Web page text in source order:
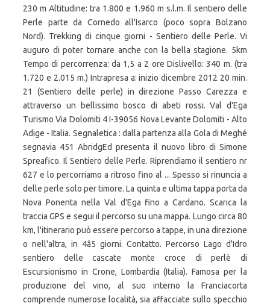
230 m Altitudine: tra 1.800 e 1.960 m s.l.m. Il sentiero delle
Perle parte da Cornedo all'Isarco (poco sopra Bolzano
Nord). Trekking di cinque giorni - Sentiero delle Perle. Vi
auguro di poter tornare anche con la bella stagione. 5km
Tempo di percorrenza: da 1,5 a 2 ore Dislivello: 340 m. (tra
1.720 e 2.015 m.) Intrapresa a: inizio dicembre 2012 20 min.
21 (Sentiero delle perle) in direzione Passo Carezza e
attraverso un bellissimo bosco di abeti rossi. Val d'Ega
Turismo Via Dolomiti 4 I-39056 Nova Levante Dolomiti - Alto
Adige - Italia. Segnaletica : dalla partenza alla Gola di Meghé
segnavia 451 AbridgEd presenta il nuovo libro di Simone
Spreafico. Il Sentiero delle Perle. Riprendiamo il sentiero nr
627 e lo percorriamo a ritroso fino al ... Spesso si rinuncia a
delle perle solo per timore. La quinta e ultima tappa porta da
Nova Ponenta nella Val d'Ega fino a Cardano. Scarica la
traccia GPS e segui il percorso su una mappa. Lungo circa 80
km, l'itinerario può essere percorso a tappe, in una direzione
o nell'altra, in 4â5 giorni. Contatto. Percorso Lago d'Idro
sentiero delle cascate monte croce di perlè di
Escursionismo in Crone, Lombardia (Italia). Famosa per la
produzione del vino, al suo interno la Franciacorta
comprende numerose località, sia affacciate sullo specchio